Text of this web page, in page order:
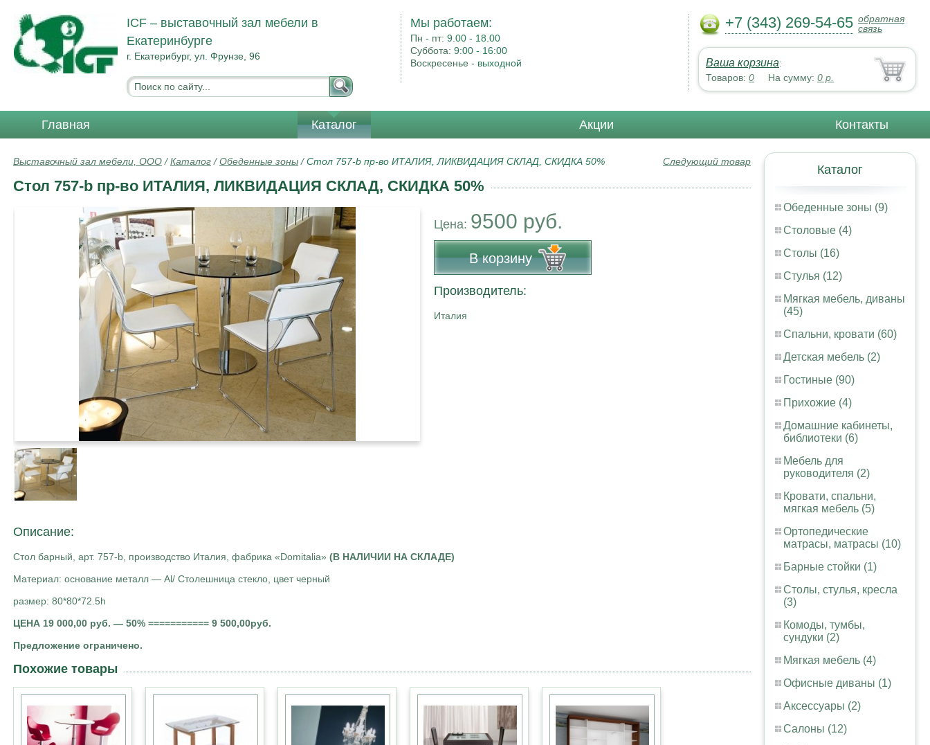
ICF – выставочный зал мебели в
Екатеринбурге
г. Екатерибург, ул. Фрунзе, 96
Мы работаем:
Пн - пт:9.00 - 18.00
Суббота:9:00 - 16:00
Воскресенье - выходной
+7 (343) 269-54-65 обратная
связь
Ваша корзина:
Товаров: 0 На сумму: 0 р.
Главная Каталог Акции Контакты
Каталог
Обеденные зоны (9)
Столовые (4)
Столы (16)
Стулья (12)
Мягкая мебель, диваны
(45)
Спальни, кровати (60)
Детская мебель (2)
Гостиные (90)
Прихожие (4)
Домашние кабинеты,
библиотеки (6)
Мебель для
руководителя (2)
Кровати, спальни,
мягкая мебель (5)
Ортопедические
матрасы, матрасы (10)
Барные стойки (1)
Столы, стулья, кресла
(3)
Комоды, тумбы,
сундуки (2)
Мягкая мебель (4)
Офисные диваны (1)
Аксессуары (2)
Салоны (12)
Следующий товар
Выставочный зал мебели, ООО /Каталог /Обеденные зоны /Стол 757-b пр-во ИТАЛИЯ, ЛИКВИДАЦИЯ СКЛАД, СКИДКА 50%
Стол 757-b пр-во ИТАЛИЯ, ЛИКВИДАЦИЯ СКЛАД, СКИДКА 50%
Цена: 9500 руб.
В корзину
Производитель:
Италия
Описание:
Стол барный, арт. 757-b, производство Италия, фабрика «Domitalia» (В НАЛИЧИИ НА СКЛАДЕ)
Материал: основание металл — Al/ Столешница стекло, цвет черный
размер: 80*80*72.5h
ЦЕНА 19 000,00 руб. — 50% =========== 9 500,00руб.
Предложение ограничено.
Похожие товары